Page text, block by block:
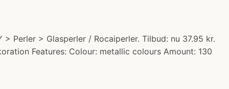
Perler > Glasperler / Rocaiperler. Tilbud: nu 37.95 kr.
Features: Colour: metallic colours Amount: 130